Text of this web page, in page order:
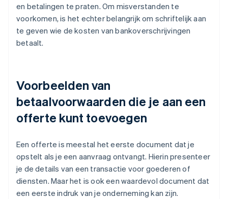
en betalingen te praten. Om misverstanden te
voorkomen, is het echter belangrijk om schriftelijk aan
te geven wie de kosten van bankoverschrijvingen
betaalt.
Voorbeelden van
betaalvoorwaarden die je aan een
offerte kunt toevoegen
Een offerte is meestal het eerste document dat je
opstelt als je een aanvraag ontvangt. Hierin presenteer
je de details van een transactie voor goederen of
diensten. Maar het is ook een waardevol document dat
een eerste indruk van je onderneming kan zijn.